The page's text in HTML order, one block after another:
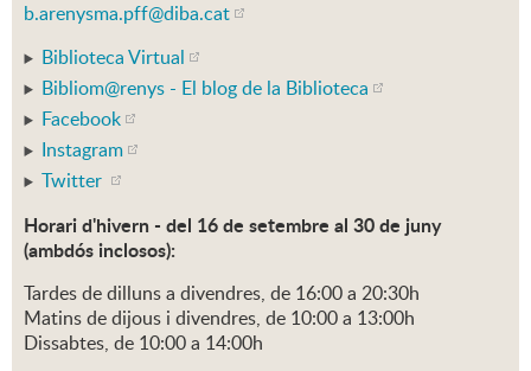
b.arenysma.pff@diba.cat
Biblioteca Virtual
Bibliom@renys - El blog de la Biblioteca
Facebook
Instagram
Twitter
Horari d'hivern - del 16 de setembre al 30 de juny
(ambdós inclosos):
Tardes de dilluns a divendres, de 16:00 a 20:30h
Matins de dijous i divendres, de 10:00 a 13:00h
Dissabtes, de 10:00 a 14:00h